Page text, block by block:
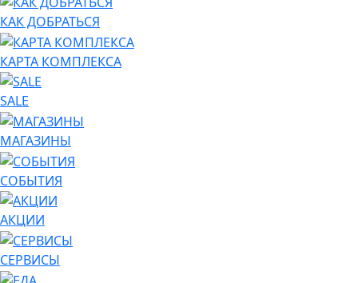
КАК ДОБРАТЬСЯ
КАРТА КОМПЛЕКСА
SALE
МАГАЗИНЫ
СОБЫТИЯ
АКЦИИ
СЕРВИСЫ